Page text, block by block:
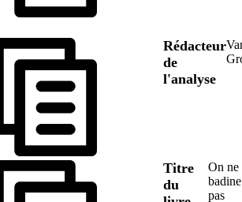
Rédacteur
de
l'analyse
Titre
du
On ne
badine
pas